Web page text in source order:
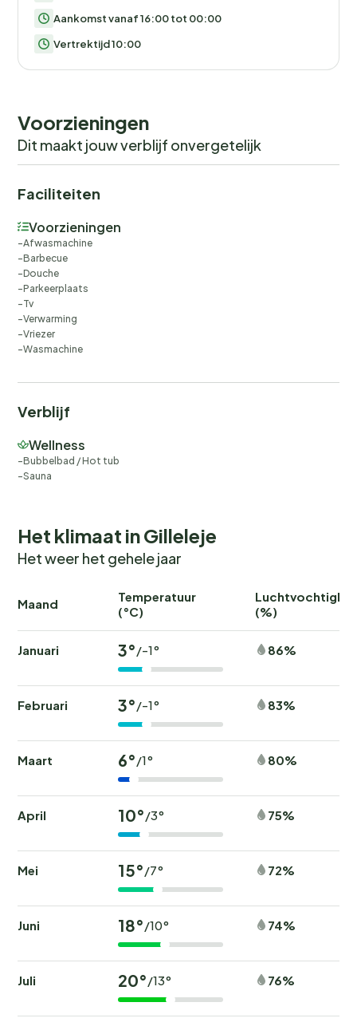
Aankomst vanaf 16:00 tot 00:00
Vertrektijd 10:00
Voorzieningen
Dit maakt jouw verblijf onvergetelijk
Faciliteiten
Voorzieningen
Afwasmachine
Barbecue
Douche
Parkeerplaats
Tv
Verwarming
Vriezer
Wasmachine
Verblijf
Wellness
Bubbelbad / Hot tub
Sauna
Het klimaat in Gilleleje
Het weer het gehele jaar
Maand
Temperatuur
(°C)
(%)
Januari 3°/-1° 86%
Februari 3°/-1° 83%
Maart 6°/1° 80%
April 10°/3° 75%
Mei 15°/7° 72%
Juni 18°/10° 74%
Juli 20°/13° 76%